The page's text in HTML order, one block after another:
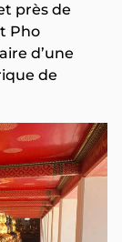
près de
Pho
d’une
de